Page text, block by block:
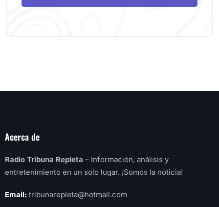
Acerca de
Radio Tribuna Repleta – Información, análisis y
entretenimiento en un solo lugar. ¡Somos la noticia!
Email: tribunarepleta@hotmail.com